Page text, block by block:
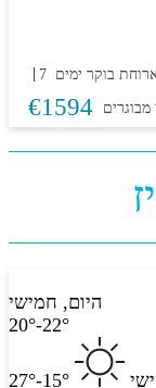
7 ימים בוקר
€1594 מבוגרים
היום, חמישי
20°-22°
15°-27°